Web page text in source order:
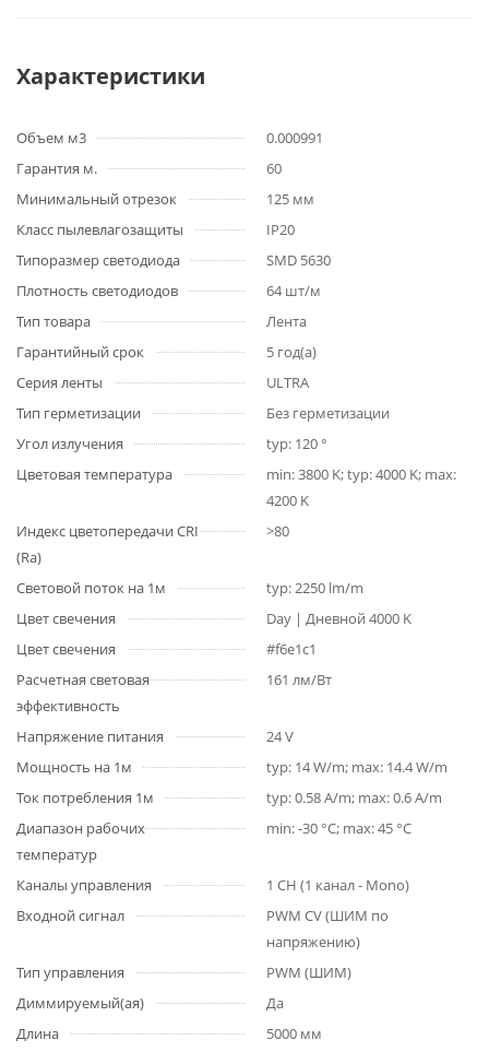
Характеристики
Объем м3
0.000991
Гарантия м.
60
Минимальный отрезок
125 мм
Класс пылевлагозащиты
IP20
Типоразмер светодиода
SMD 5630
Плотность светодиодов
64 шт/м
Тип товара
Лента
Гарантийный срок
5 год(а)
Серия ленты
ULTRA
Тип герметизации
Без герметизации
Угол излучения
typ: 120 °
Цветовая температура
min: 3800 K; typ: 4000 K; max:
4200 K
Индекс цветопередачи CRI
(Ra)
>80
Световой поток на 1м
typ: 2250 lm/m
Цвет свечения
Day | Дневной 4000 K
Цвет свечения
#f6e1c1
Расчетная световая
эффективность
161 лм/Вт
Напряжение питания
24 V
Мощность на 1м
typ: 14 W/m; max: 14.4 W/m
Ток потребления 1м
typ: 0.58 A/m; max: 0.6 A/m
Диапазон рабочих
температур
min: -30 °C; max: 45 °C
Каналы управления
1 CH (1 канал - Mono)
Входной сигнал
PWM СV (ШИМ по
напряжению)
Тип управления
PWM (ШИМ)
Диммируемый(ая)
Да
Длина
5000 мм